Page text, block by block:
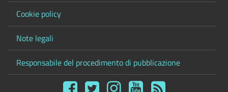
Cookie policy
Note legali
Responsabile del procedimento di pubblicazione